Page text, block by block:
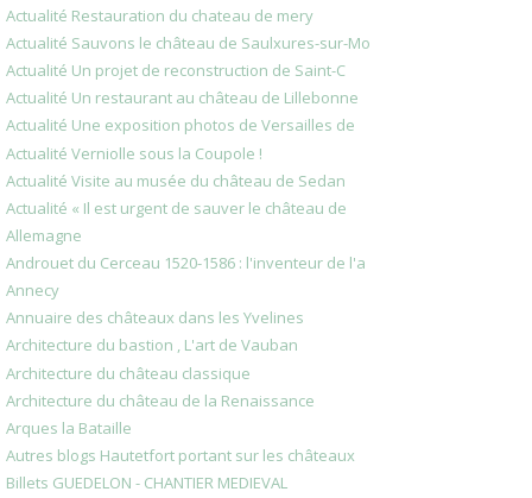
Actualité Restauration du chateau de mery
Actualité Sauvons le château de Saulxures-sur-Mo
Actualité Un projet de reconstruction de Saint-C
Actualité Un restaurant au château de Lillebonne
Actualité Une exposition photos de Versailles de
Actualité Verniolle sous la Coupole !
Actualité Visite au musée du château de Sedan
Actualité « Il est urgent de sauver le château de
Allemagne
Androuet du Cerceau 1520-1586 : l'inventeur de l'a
Annecy
Annuaire des châteaux dans les Yvelines
Architecture du bastion , L'art de Vauban
Architecture du château classique
Architecture du château de la Renaissance
Arques la Bataille
Autres blogs Hautetfort portant sur les châteaux
Billets GUEDELON - CHANTIER MEDIEVAL